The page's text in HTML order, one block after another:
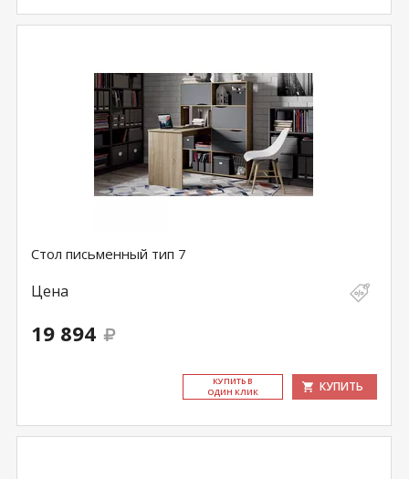
Стол письменный тип 7
Цена
19 894
КУ­ПИТЬ В
ОДИН КЛИК
КУПИТЬ